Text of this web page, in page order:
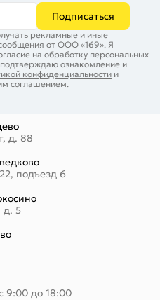
Подписаться
рекламные и иные
от ООО «169». Я
на обработку персональных
ознакомление и
конфиденциальности и
соглашением.
д. 88
подъезд 6
д. 5
9:00 до 18:00